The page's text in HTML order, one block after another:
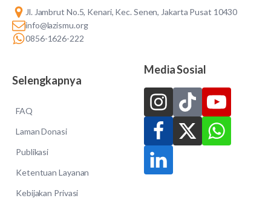
Jl. Jambrut No.5, Kenari, Kec. Senen, Jakarta Pusat 10430
info@lazismu.org
0856-1626-222
Selengkapnya
FAQ
Laman Donasi
Publikasi
Ketentuan Layanan
Kebijakan Privasi
Media Sosial